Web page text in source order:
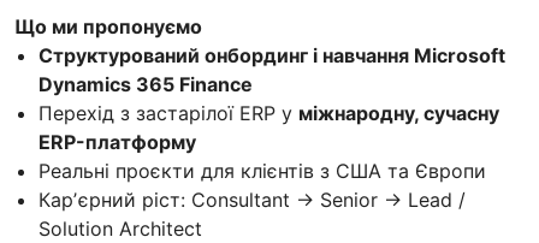
Що ми пропонуємо
Структурований онбординг і навчання Microsoft
Dynamics 365 Finance
Перехід з застарілої ERP у міжнародну, сучасну
ERP-платформу
Реальні проєкти для клієнтів з США та Європи
Карʼєрний ріст: Consultant → Senior → Lead /
Solution Architect